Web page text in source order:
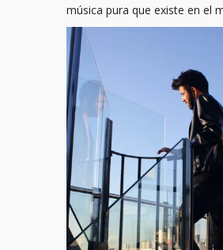
música pura que existe en el